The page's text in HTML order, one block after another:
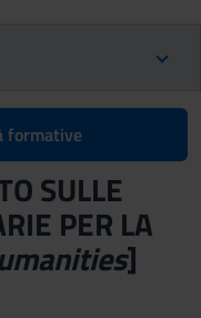
formative
SULLE
PER LA
]